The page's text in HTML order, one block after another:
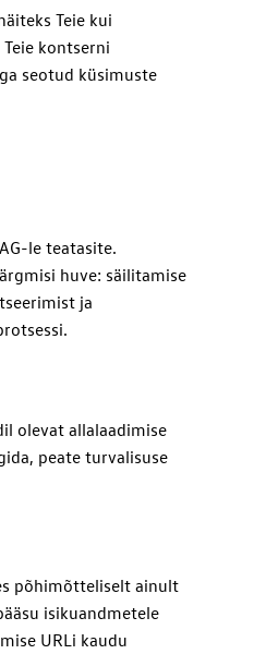
Teie kui
kontserni
seotud küsimuste
le teatasite.
huve: säilitamise
ja
olevat allalaadimise
peate turvalisuse
põhimõtteliselt ainult
isikuandmetele
URLi kaudu